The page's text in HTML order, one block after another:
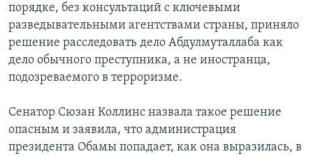
порядке, без консультаций с ключевыми
разведывательными агентствами страны, приняло
решение расследовать дело Абдулмуталлаба как
дело обычного преступника, а не иностранца,
подозреваемого в терроризме.
Сенатор Сюзан Коллинс назвала такое решение
опасным и заявила, что администрация
президента Обамы попадает, как она выразилась, в